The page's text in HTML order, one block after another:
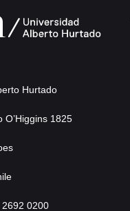
Hurtado
O’Higgins 1825
2692 0200